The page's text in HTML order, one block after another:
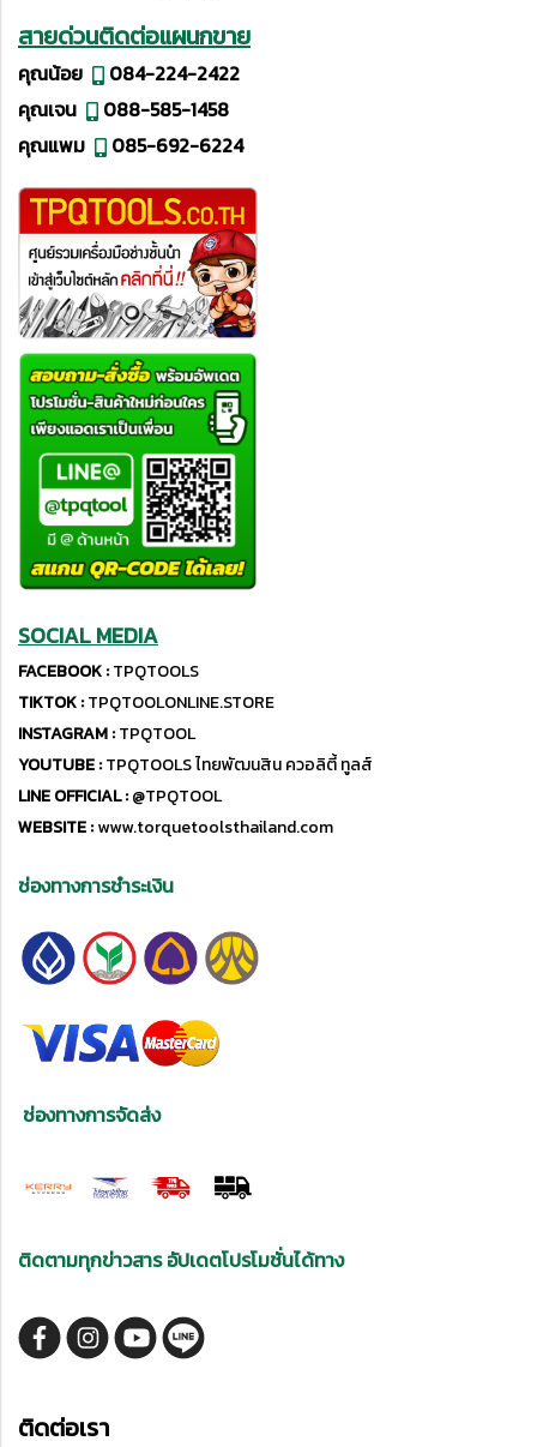
สายด่วนติดต่อแผนกขาย
คุณน้อย
084-224-2422
คุณเจน
088-585-1458
คุณแพม
085-692-6224
SOCIAL MEDIA
FACEBOOK :TPQTOOLS
TIKTOK :TPQTOOLONLINE.STORE
INSTAGRAM :TPQTOOL
YOUTUBE :TPQTOOLS ไทยพัฒนสิน ควอลิตี้ ทูลส์
LINE OFFICIAL :@TPQTOOL
WEBSITE :www.torquetoolsthailand.com
ช่องทางการชำระเงิน
ช่องทางการจัดส่ง
ติดตามทุกข่าวสาร อัปเดตโปรโมชั่นได้ทาง
ติดต่อเรา